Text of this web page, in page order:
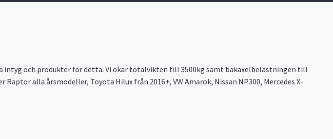
intyg och produkter för detta. Vi ökar totalvikten till 3500kg samt bakaxelbelastningen till
alla årsmodeller, Toyota Hilux från 2016+, VW Amarok, Nissan NP300, Mercedes X-